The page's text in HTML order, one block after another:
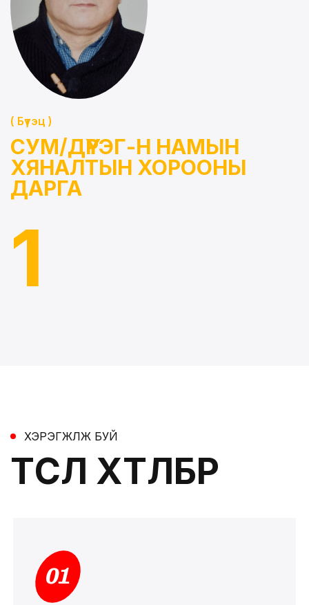
( Бүтэц )
СУМ/ДҮҮРЭГ-Н НАМЫН
ХЯНАЛТЫН ХОРООНЫ
ДАРГА
1
ХЭРЭГЖҮҮЛЖ БУЙ
ТӨСӨЛ ХӨТӨЛБӨР
01